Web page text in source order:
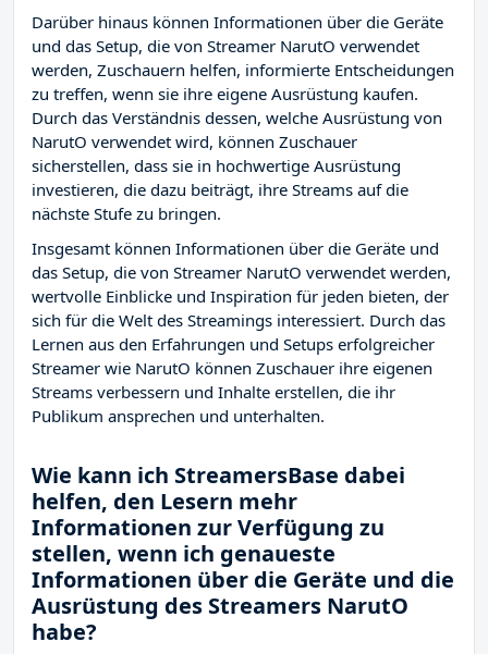
Darüber hinaus können Informationen über die Geräte
und das Setup, die von Streamer NarutO verwendet
werden, Zuschauern helfen, informierte Entscheidungen
zu treffen, wenn sie ihre eigene Ausrüstung kaufen.
Durch das Verständnis dessen, welche Ausrüstung von
NarutO verwendet wird, können Zuschauer
sicherstellen, dass sie in hochwertige Ausrüstung
investieren, die dazu beiträgt, ihre Streams auf die
nächste Stufe zu bringen.
Insgesamt können Informationen über die Geräte und
das Setup, die von Streamer NarutO verwendet werden,
wertvolle Einblicke und Inspiration für jeden bieten, der
sich für die Welt des Streamings interessiert. Durch das
Lernen aus den Erfahrungen und Setups erfolgreicher
Streamer wie NarutO können Zuschauer ihre eigenen
Streams verbessern und Inhalte erstellen, die ihr
Publikum ansprechen und unterhalten.
Wie kann ich StreamersBase dabei
helfen, den Lesern mehr
Informationen zur Verfügung zu
stellen, wenn ich genaueste
Informationen über die Geräte und die
Ausrüstung des Streamers NarutO
habe?